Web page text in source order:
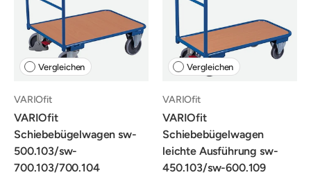
Vergleichen
VARIOfit
VARIOfit
Schiebebügelwagen sw-
500.103/sw-
700.103/700.104
Vergleichen
VARIOfit
VARIOfit
Schiebebügelwagen
leichte Ausführung sw-
450.103/sw-600.109